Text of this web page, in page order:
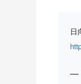
日
—